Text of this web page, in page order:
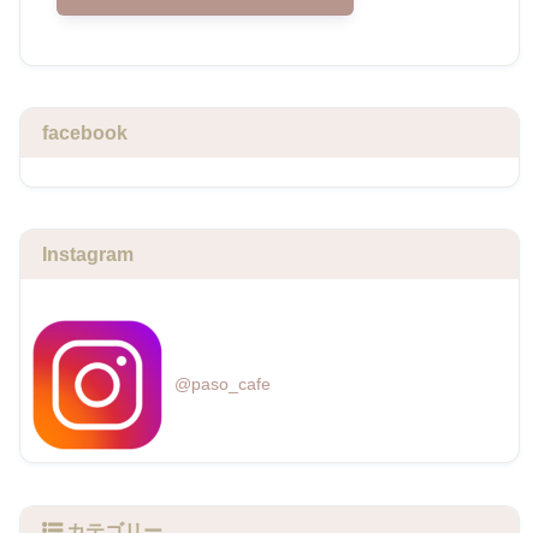
facebook
Instagram
@paso_cafe